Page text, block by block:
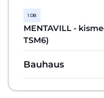
1 DB
MENTAVILL -
TSM6)
Bauhaus